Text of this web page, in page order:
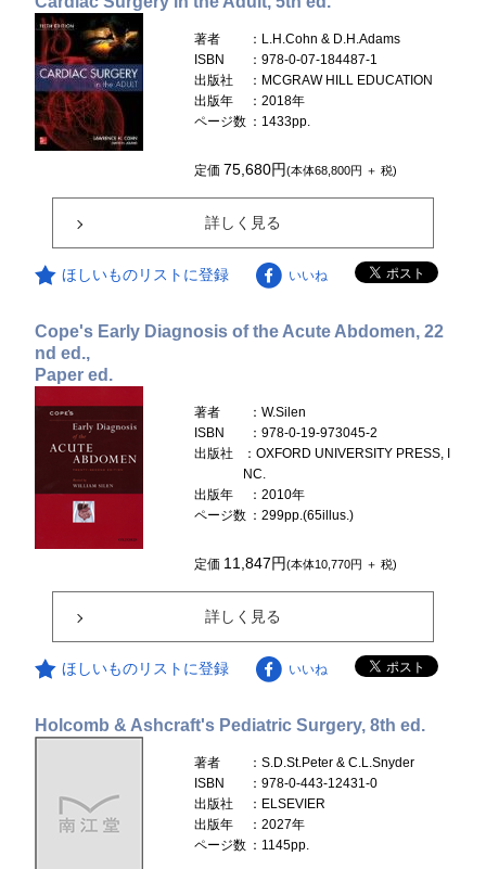
著者
：L.H.Cohn & D.H.Adams
ISBN
：978-0-07-184487-1
出版社
：MCGRAW HILL EDUCATION
出版年
：2018年
ページ数 ：1433pp.
定価 75,680円(本体68,800円 ＋ 税)
詳しく見る
ほしいものリストに登録 いいね
Cope's Early Diagnosis of the Acute Abdomen, 22
nd ed.,
Paper ed.
著者
：W.Silen
ISBN
：978-0-19-973045-2
出版社
：OXFORD UNIVERSITY PRESS, I
NC.
出版年
：2010年
ページ数 ：299pp.(65illus.)
定価 11,847円(本体10,770円 ＋ 税)
詳しく見る
ほしいものリストに登録 いいね
Holcomb & Ashcraft's Pediatric Surgery, 8th ed.
著者
：S.D.St.Peter & C.L.Snyder
ISBN
：978-0-443-12431-0
出版社
：ELSEVIER
出版年
：2027年
ページ数 ：1145pp.